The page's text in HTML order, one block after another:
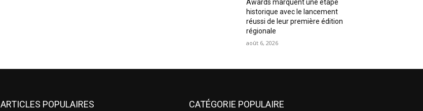
Awards marquent une étape
historique avec le lancement
réussi de leur première édition
régionale
août 6, 2026
ARTICLES POPULAIRES CATÉGORIE POPULAIRE